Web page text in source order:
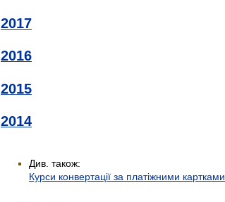
2017
2016
2015
2014
Див. також:
Курси конвертації за платіжними картками